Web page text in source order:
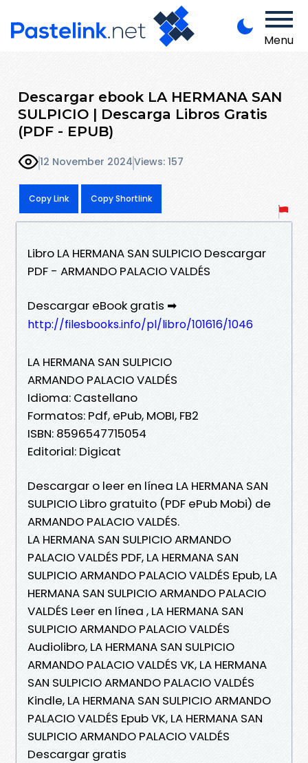
Menu
Descargar ebook LA HERMANA SAN
SULPICIO | Descarga Libros Gratis
(PDF - EPUB)
12 November 2024Views: 157
Copy Link Copy Shortlink
Libro LA HERMANA SAN SULPICIO Descargar
PDF - ARMANDO PALACIO VALDÉS
Descargar eBook gratis ➡
http://filesbooks.info/pl/libro/101616/1046
LA HERMANA SAN SULPICIO
ARMANDO PALACIO VALDÉS
Idioma: Castellano
Formatos: Pdf, ePub, MOBI, FB2
ISBN: 8596547715054
Editorial: Digicat
Descargar o leer en línea LA HERMANA SAN
SULPICIO Libro gratuito (PDF ePub Mobi) de
ARMANDO PALACIO VALDÉS.
LA HERMANA SAN SULPICIO ARMANDO
PALACIO VALDÉS PDF, LA HERMANA SAN
SULPICIO ARMANDO PALACIO VALDÉS Epub, LA
HERMANA SAN SULPICIO ARMANDO PALACIO
VALDÉS Leer en línea , LA HERMANA SAN
SULPICIO ARMANDO PALACIO VALDÉS
Audiolibro, LA HERMANA SAN SULPICIO
ARMANDO PALACIO VALDÉS VK, LA HERMANA
SAN SULPICIO ARMANDO PALACIO VALDÉS
Kindle, LA HERMANA SAN SULPICIO ARMANDO
PALACIO VALDÉS Epub VK, LA HERMANA SAN
SULPICIO ARMANDO PALACIO VALDÉS
Descargar gratis